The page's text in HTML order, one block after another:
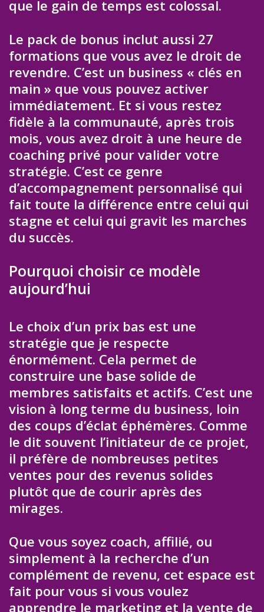
que le gain de temps est colossal.
Le pack de bonus inclut aussi 27
formations que vous avez le droit de
revendre. C’est un business « clés en
main » que vous pouvez activer
immédiatement. Et si vous restez
fidèle à la communauté, après trois
mois, vous avez droit à une heure de
coaching privé pour valider votre
stratégie. C’est ce genre
d’accompagnement personnalisé qui
fait toute la différence entre celui qui
stagne et celui qui gravit les marches
du succès.
Pourquoi choisir ce modèle
aujourd’hui
Le choix d’un prix bas est une
stratégie que je respecte
énormément. Cela permet de
construire une base solide de
membres satisfaits et actifs. C’est une
vision à long terme du business, loin
des coups d’éclat éphémères. Comme
le dit souvent l’initiateur de ce projet,
il préfère de nombreuses petites
ventes pour des revenus solides
plutôt que de courir après des
mirages.
Que vous soyez coach, affilié, ou
simplement à la recherche d’un
complément de revenu, cet espace est
fait pour vous si vous voulez
apprendre le marketing et la vente de